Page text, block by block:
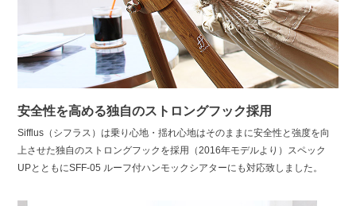
安全性を高める独自のストロングフック採用
Sifflus（シフラス）は乗り心地・揺れ心地はそのままに安全性と強度を向
上させた独自のストロングフックを採用（2016年モデルより）スペック
UPとともにSFF-05 ルーフ付ハンモックシアターにも対応致しました。